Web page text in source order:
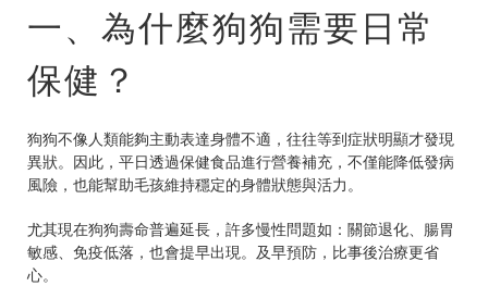
一、為什麼狗狗需要日常
保健？
狗狗不像人類能夠主動表達身體不適，往往等到症狀明顯才發現
異狀。因此，平日透過保健食品進行營養補充，不僅能降低發病
風險，也能幫助毛孩維持穩定的身體狀態與活力。
尤其現在狗狗壽命普遍延長，許多慢性問題如：關節退化、腸胃
敏感、免疫低落，也會提早出現。及早預防，比事後治療更省
心。